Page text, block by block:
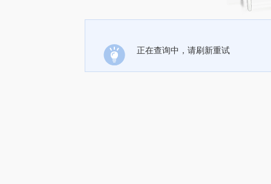
正在查询中，请刷新重试